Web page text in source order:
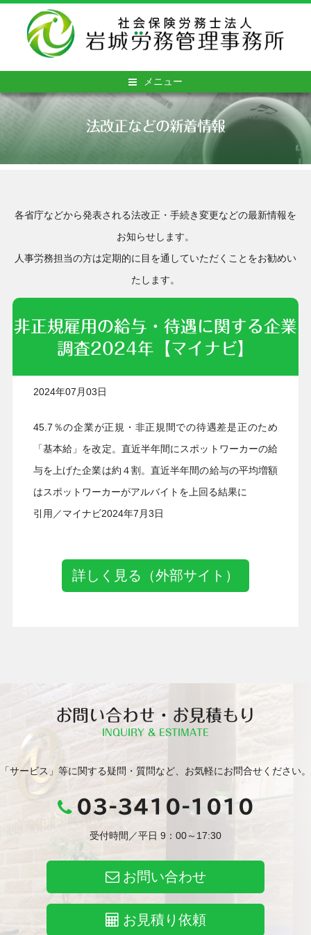
メニュー
法改正などの新着情報
各省庁などから発表される法改正・手続き変更などの最新情報を
お知らせします。
人事労務担当の方は定期的に目を通していただくことをお勧めい
たします。
非正規雇用の給与・待遇に関する企業
調査2024年【マイナビ】
2024年07月03日
45.7％の企業が正規・非正規間での待遇差是正のため
「基本給」を改定。直近半年間にスポットワーカーの給
与を上げた企業は約４割。直近半年間の給与の平均増額
はスポットワーカーがアルバイトを上回る結果に
引用／マイナビ2024年7月3日
詳しく見る（外部サイト）
お問い合わせ・お見積もり
INQUIRY & ESTIMATE
「サービス」等に関する疑問・質問など、お気軽にお問合せください。
03-3410-1010
受付時間／平日 9：00～17:30
お問い合わせ
お見積り依頼